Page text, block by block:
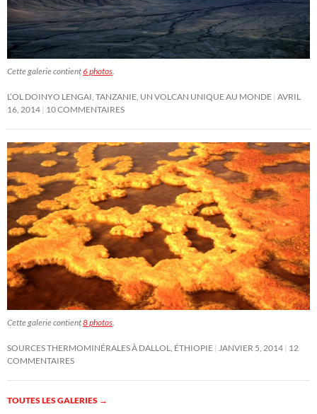
Cette galerie contient6 photos
L’OL DOINYO LENGAI, TANZANIE, UN VOLCAN UNIQUE AU MONDE AVRIL
16, 2014 10 COMMENTAIRES
Cette galerie contient8 photos
SOURCES THERMOMINÉRALES À DALLOL, ÉTHIOPIE JANVIER 5, 2014 12
COMMENTAIRES
TOUTES LES GALERIES →